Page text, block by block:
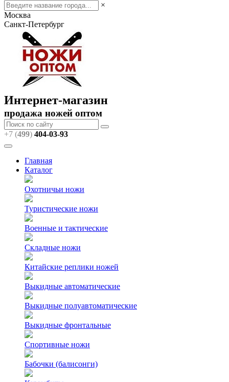
×
Москва
Санкт-Петербург
Интернет-магазин
продажа ножей оптом
+7 (499) 404-03-93
Главная
Каталог
Охотничьи ножи
Туристические ножи
Военные и тактические
Складные ножи
Китайские реплики ножей
Выкидные автоматические
Выкидные полуавтоматические
Выкидные фронтальные
Спортивные ножи
Бабочки (балисонги)